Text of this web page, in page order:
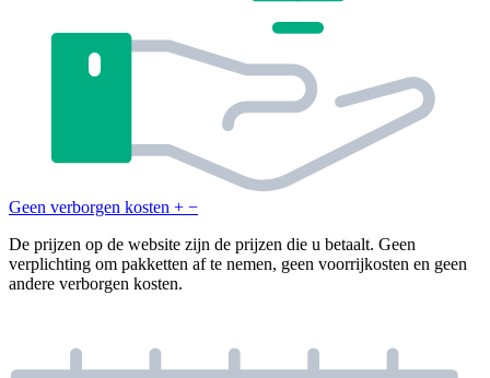
Geen verborgen kosten + −
De prijzen op de website zijn de prijzen die u betaalt. Geen
verplichting om pakketten af te nemen, geen voorrijkosten en geen
andere verborgen kosten.